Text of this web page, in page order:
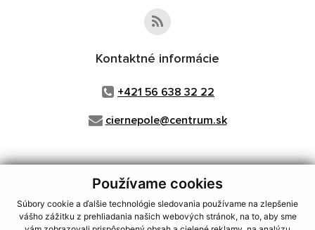
Používame cookies
Súbory cookie a ďalšie technológie sledovania používame na zlepšenie
vášho zážitku z prehliadania našich webových stránok, na to, aby sme
Kontaktné informácie
+421 56 638 32 22
ciernepole@centrum.sk
využite možnosť získavania aktuálnych informácií s využitím RSS
CMS systém (redakčný) systém ECHELON 2, Mapa stránok web portál
webhosting, webex.digital, s.r.o.,domény,registrácia domény,
spoločnosť webex.digital, s.r.o., technický prevádzkovateľ